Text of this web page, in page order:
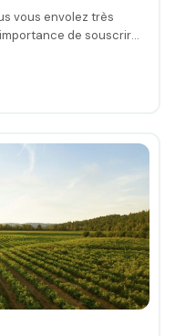
vous envolez très
de souscrire
courants et vos